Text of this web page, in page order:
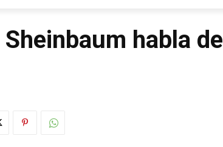
habla de